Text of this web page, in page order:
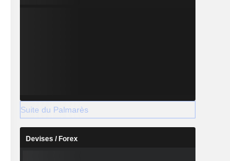
Suite du Palmarès
Devises / Forex